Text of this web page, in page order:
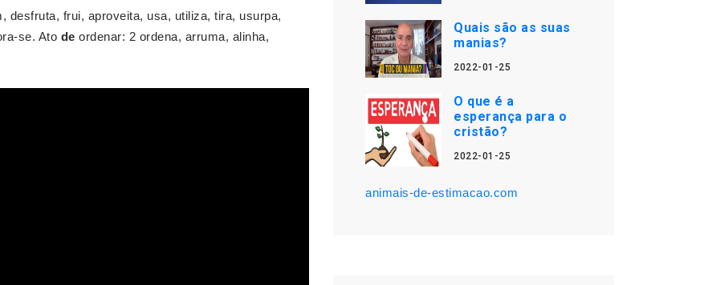
desfruta, frui, aproveita, usa, utiliza, tira, usurpa,
se. Ato de ordenar: 2 ordena, arruma, alinha,
Quais são as suas
manias?
2022-01-25
O que é a
esperança para o
cristão?
2022-01-25
animais-de-estimacao.com